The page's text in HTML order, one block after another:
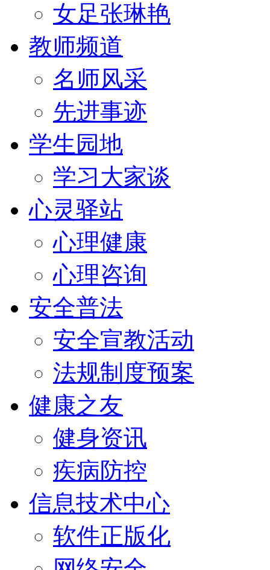
女足张琳艳
教师频道
名师风采
先进事迹
学生园地
学习大家谈
心灵驿站
心理健康
心理咨询
安全普法
安全宣教活动
法规制度预案
健康之友
健身资讯
疾病防控
信息技术中心
软件正版化